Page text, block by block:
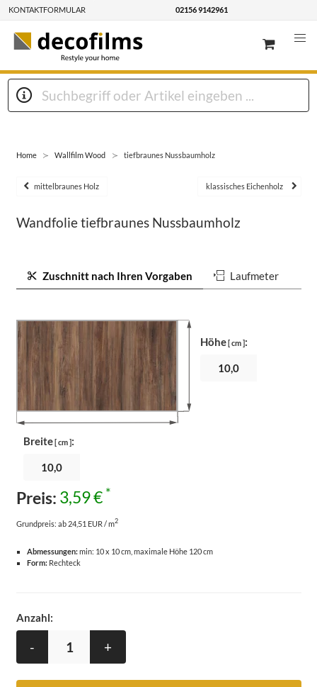
KONTAKTFORMULAR 02156 9142961
Home Wallfilm Wood tiefbraunes Nussbaumholz
mittelbraunes Holz klassisches Eichenholz
Wandfolie tiefbraunes Nussbaumholz
Zuschnitt nach Ihren Vorgaben Laufmeter
Breite[ cm ]:
Höhe[ cm ]:
Preis: 3,59 € *
Grundpreis: ab 24,51 EUR / m2
Abmessungen:min: 10 x 10 cm, maximale Höhe 120 cm
Form:Rechteck
Anzahl:
- +